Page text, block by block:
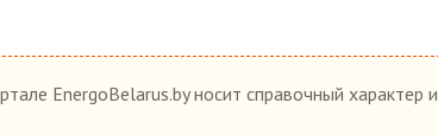
EnergoBelarus.by носит справочный характер и